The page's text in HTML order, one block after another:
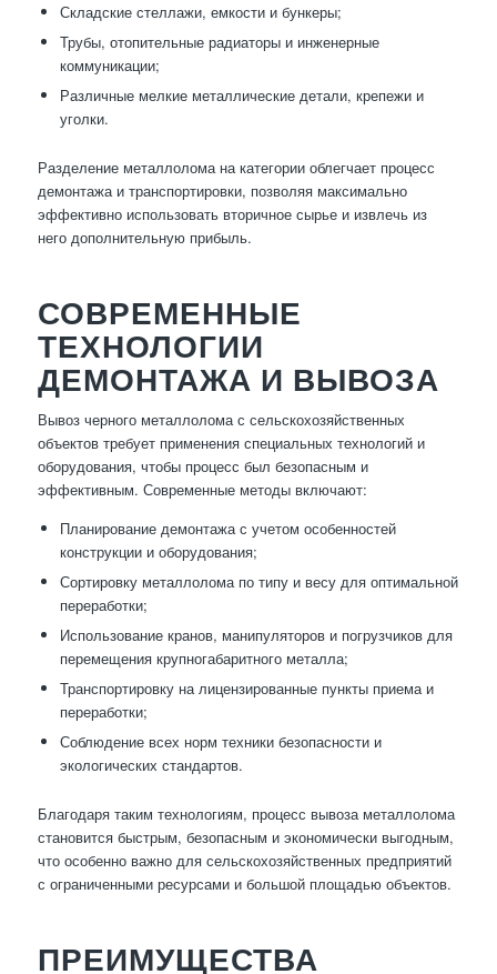
Складские стеллажи, емкости и бункеры;
Трубы, отопительные радиаторы и инженерные
коммуникации;
Различные мелкие металлические детали, крепежи и
уголки.
Разделение металлолома на категории облегчает процесс
демонтажа и транспортировки, позволяя максимально
эффективно использовать вторичное сырье и извлечь из
него дополнительную прибыль.
СОВРЕМЕННЫЕ
ТЕХНОЛОГИИ
ДЕМОНТАЖА И ВЫВОЗА
Вывоз черного металлолома с сельскохозяйственных
объектов требует применения специальных технологий и
оборудования, чтобы процесс был безопасным и
эффективным. Современные методы включают:
Планирование демонтажа с учетом особенностей
конструкции и оборудования;
Сортировку металлолома по типу и весу для оптимальной
переработки;
Использование кранов, манипуляторов и погрузчиков для
перемещения крупногабаритного металла;
Транспортировку на лицензированные пункты приема и
переработки;
Соблюдение всех норм техники безопасности и
экологических стандартов.
Благодаря таким технологиям, процесс вывоза металлолома
становится быстрым, безопасным и экономически выгодным,
что особенно важно для сельскохозяйственных предприятий
с ограниченными ресурсами и большой площадью объектов.
ПРЕИМУЩЕСТВА